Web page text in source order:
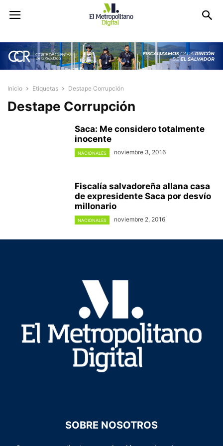
Inicio Etiquetas Destape Corrupción
Destape Corrupción
Saca: Me considero totalmente
inocente
NACIONALES noviembre 3, 2016
Fiscalía salvadoreña allana casa
de expresidente Saca por desvío
millonario
NACIONALES noviembre 2, 2016
SOBRE NOSOTROS